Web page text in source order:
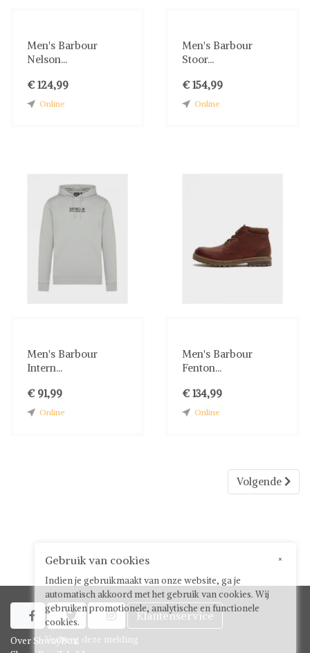
Men's Barbour
Nelson...
€ 124,99
Online
Men's Barbour
Stoor...
€ 154,99
Online
Men's Barbour
Intern...
€ 91,99
Online
Men's Barbour
Fenton...
€ 134,99
Online
Volgende
   Klantenservice
Over ShwayBox
×
Gebruik van cookies
Indien je gebruikmaakt van onze website, ga je
automatisch akkoord met het gebruik van cookies. Wij
gebruiken promotionele, analytische en functionele
cookies.
Verberg deze melding